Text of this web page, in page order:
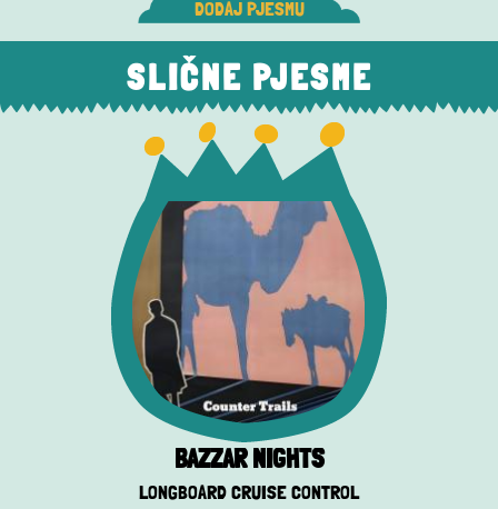
DODAJ PJESMU
SLIČNE PJESME
BAZZAR NIGHTS
LONGBOARD CRUISE CONTROL